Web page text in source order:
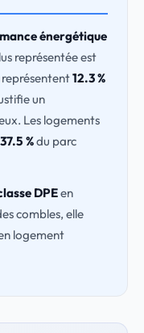
énergétique
représentée est
représentent12.3 %
un
Les logements
37.5 %du parc
DPEen
combles, elle
logement